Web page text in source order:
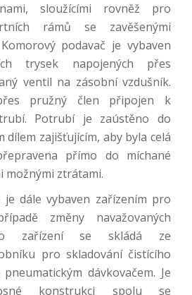
sloužícími rovněž pro
rámů se zavěšenými
podavač je vybaven
trysek napojených přes
ventil na zásobní vzdušník.
pružný člen připojen k
Potrubí je zaústěno do
dílem zajišťujícím, aby byla celá
přímo do míchané
možnými ztrátami.
je dále vybaven zařízením pro
změny navažovaných
zařízení se skládá ze
pro skladování čistícího
dávkovačem. Je
konstrukci spolu se